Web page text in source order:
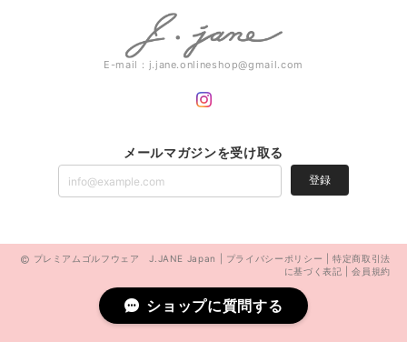
E-mail： j.jane.onlineshop@gmail.com
メールマガジンを受け取る
登録
プレミアムゴルフウェア J.JANE Japan | プライバシーポリシー |特定商取引法
に基づく表記
|会員規約
ショップに質問する